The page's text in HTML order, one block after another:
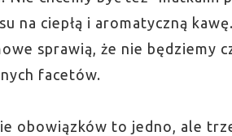
na ciepłą i aromatyczną
sprawią, że nie będziemy
facetów.
obowiązków to jedno, ale